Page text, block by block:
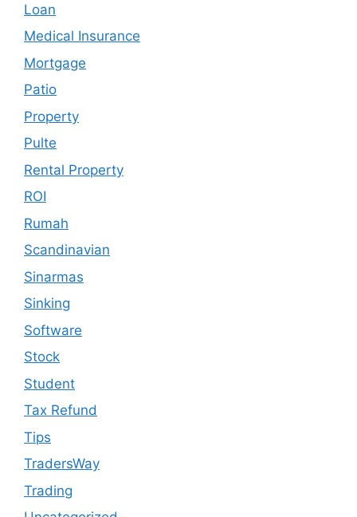
Loan
Medical Insurance
Mortgage
Patio
Property
Pulte
Rental Property
ROI
Rumah
Scandinavian
Sinarmas
Sinking
Software
Stock
Student
Tax Refund
Tips
TradersWay
Trading